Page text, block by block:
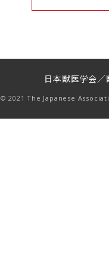
日本獣医学会
© 2021 The Japanese